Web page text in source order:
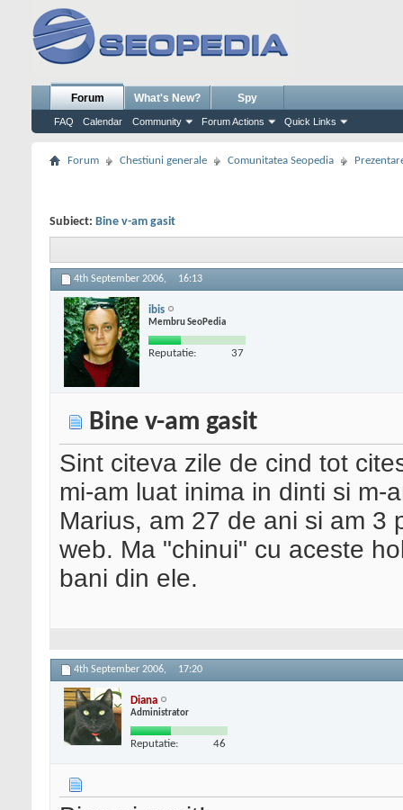
Forum
FAQ Calendar Community Forum Actions Quick Links
What's New? Spy
Forum Chestiuni generale Comunitatea Seopedia
Subiect: Bine v-am gasit
4th September 2006, 16:13
ibis
Membru SeoPedia
Reputatie: 37
Bine v-am gasit
Sint citeva zile de cind tot
mi-am luat inima in dinti si m-
Marius, am 27 de ani si am 3
web. Ma "chinui" cu aceste
bani din ele.
4th September 2006, 17:20
Diana
Administrator
Reputatie: 46